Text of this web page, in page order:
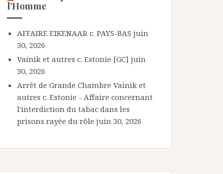
l’Homme
AFFAIRE EIKENAAR c. PAYS-BAS juin
30, 2026
Vainik et autres c. Estonie [GC] juin
30, 2026
Arrêt de Grande Chambre Vainik et
autres c. Estonie - Affaire concernant
l'interdiction du tabac dans les
prisons rayée du rôle juin 30, 2026